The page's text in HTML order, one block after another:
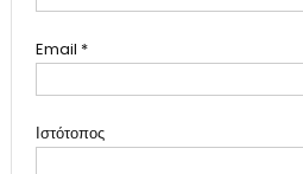
Email *
Ιστότοπος